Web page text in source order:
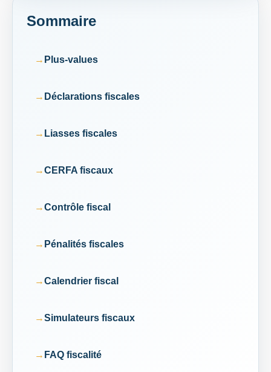
Sommaire
Plus-values
Déclarations fiscales
Liasses fiscales
CERFA fiscaux
Contrôle fiscal
Pénalités fiscales
Calendrier fiscal
Simulateurs fiscaux
FAQ fiscalité